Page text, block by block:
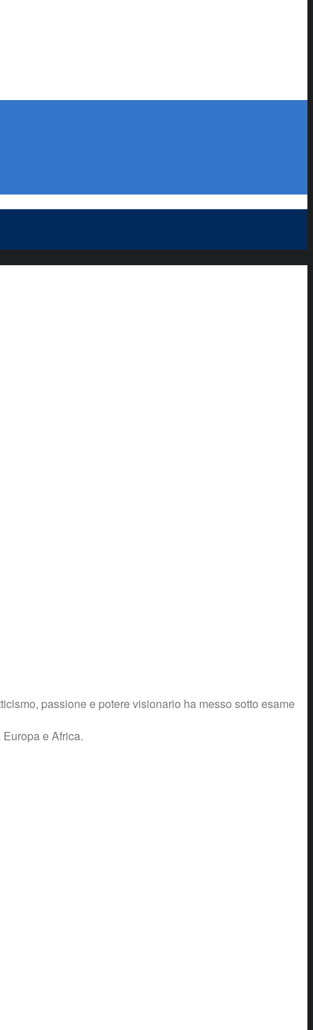
passione e potere visionario ha messo sotto esame
e Africa.